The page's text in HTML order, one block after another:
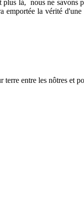
là, nous ne
emportée la vérité
entre les nôtres et